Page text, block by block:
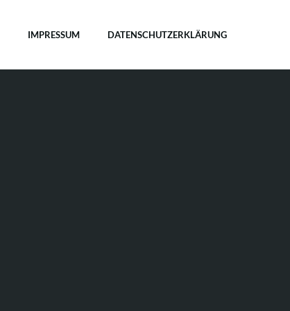
IMPRESSUM DATENSCHUTZERKLÄRUNG